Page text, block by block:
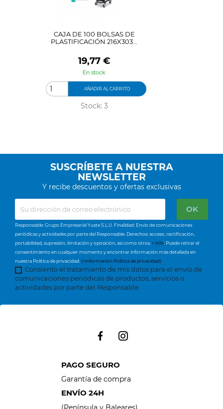
CAJA DE 100 BOLSAS DE
PLASTIFICACIÓN 216X303...
Precio
19,77 €
En stock
AÑADIR AL CARRITO
Stock: 3
SUSCRÍBETE A NUESTRA
NEWSLETTER
Y recibe descuentos y ofertas exclusivas
Responsable: Grupo Empresarial Yuste S.L.U. Finalidad: Envío de comunicaciones
periódicas y actividades por parte del Responsable. Derechos: acceso, rectificación,
portabilidad, supresión, limitación y oposición, así como otros. + info: Puede retirar el
consentimiento en cualquier momento y encontrar información más detallada en
nuestra Política de privacidad. (+información Política de privacidad)
Consiento el tratamiento de mis datos para el envío de
comunicaciones periódicas de productos, servicios o
actividades por parte del Responsable
PAGO SEGURO
Garantía de compra
ENVÍO 24H